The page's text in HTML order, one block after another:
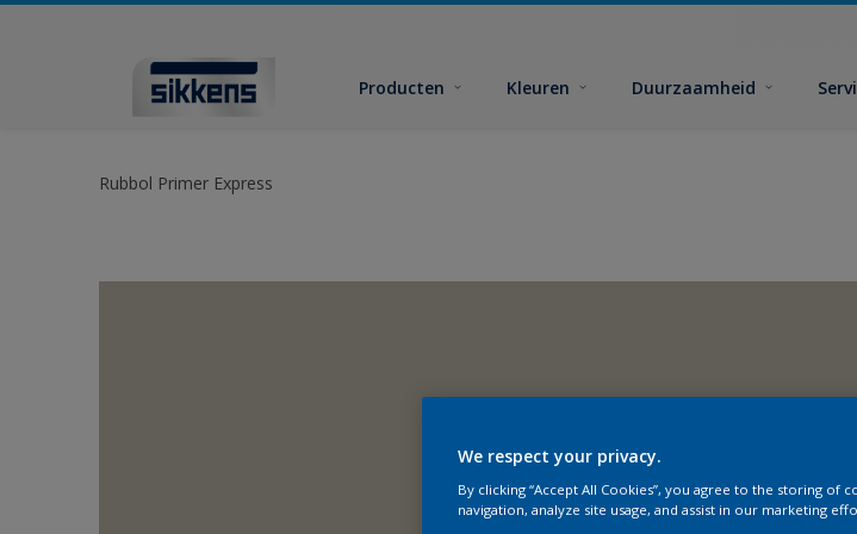
Producten Kleuren Duurzaamheid
Rubbol Primer Express
We respect your privacy.
By clicking “Accept All Cookies”, you agree to the storing of
navigation, analyze site usage, and assist in our marketing